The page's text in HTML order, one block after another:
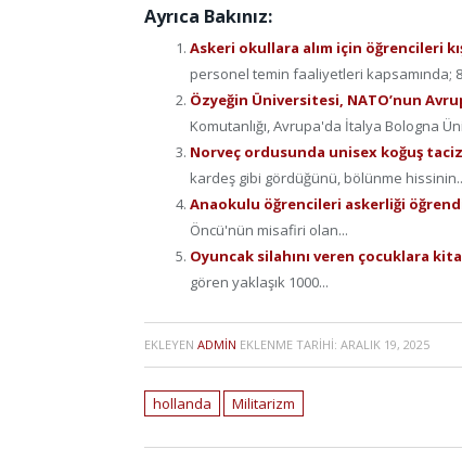
Ayrıca Bakınız:
Askeri okullara alım için öğrencileri
personel temin faaliyetleri kapsamında;
Özyeğin Üniversitesi, NATO’nun
Komutanlığı, Avrupa'da İtalya Bologna
Norveç ordusunda unisex koğuş
kardeş gibi gördüğünü, bölünme
Anaokulu öğrencileri askerliği
Öncü'nün misafiri olan...
Oyuncak silahını veren çocuklara
gören yaklaşık 1000...
EKLEYEN ADMIN EKLENME TARIHI: ARALIK 19, 2025
hollanda Militarizm